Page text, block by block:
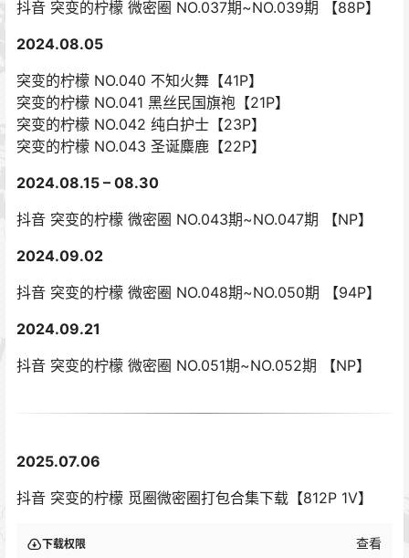
抖音 突变的柠檬 微密圈 NO.037期~NO.039期 【88P】
2024.08.05
突变的柠檬 NO.040 不知火舞【41P】
突变的柠檬 NO.041 黑丝民国旗袍【21P】
突变的柠檬 NO.042 纯白护士【23P】
突变的柠檬 NO.043 圣诞麋鹿【22P】
2024.08.15 – 08.30
抖音 突变的柠檬 微密圈 NO.043期~NO.047期 【NP】
2024.09.02
抖音 突变的柠檬 微密圈 NO.048期~NO.050期 【94P】
2024.09.21
抖音 突变的柠檬 微密圈 NO.051期~NO.052期 【NP】
2025.07.06
抖音 突变的柠檬 觅圈微密圈打包合集下载【812P 1V】
下载权限 查看